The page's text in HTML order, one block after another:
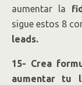
aumentar la
sigue estos 8
leads.
15- Crea
aumentar tu